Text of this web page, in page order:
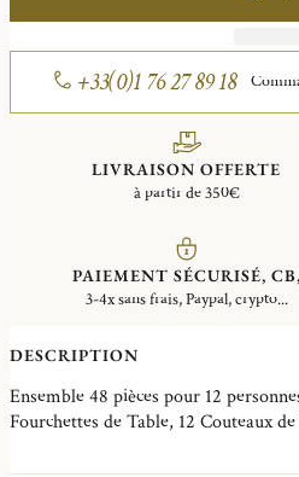
+33(0)1 76 27 89 18
LIVRAISON OFFERTE
à partir de 350€
PAIEMENT SÉCURISÉ, CB,
3-4x sans frais, Paypal, crypto...
DESCRIPTION
Ensemble 48 pièces pour 12
Fourchettes de Table, 12 Couteaux